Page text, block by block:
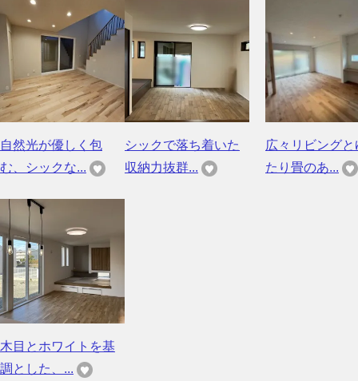
自然光が優しく包
む、シックな...
シックで落ち着いた
収納力抜群...
広々リビングと
たり畳のあ...
木目とホワイトを基
調とした、...